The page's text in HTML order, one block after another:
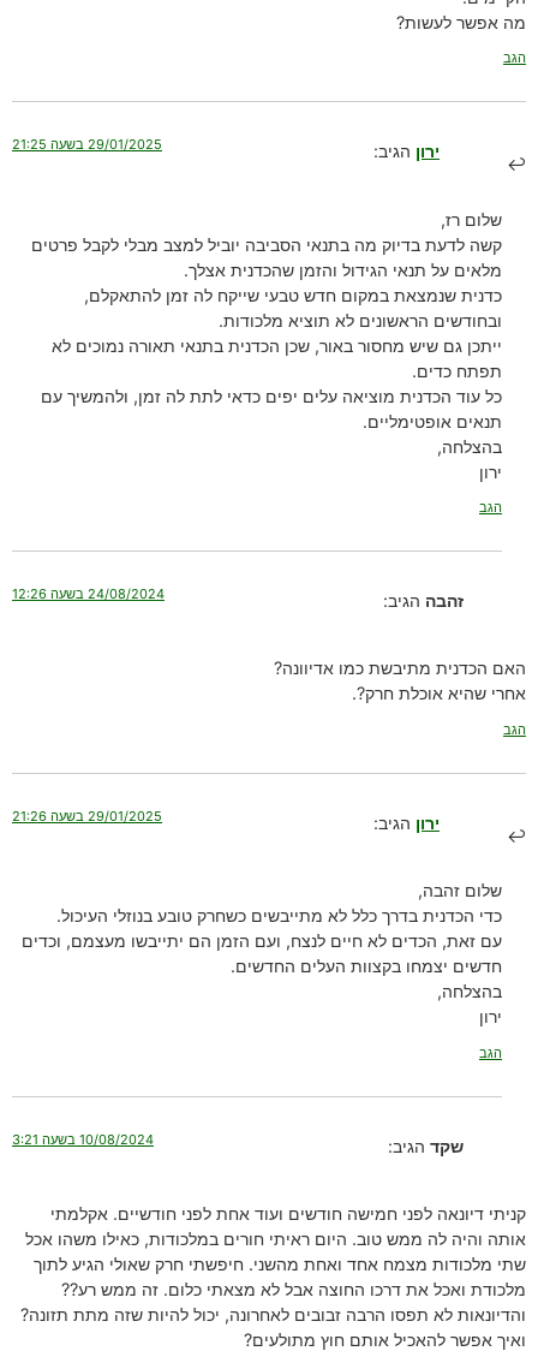
מה אפשר לעשות?
הגב
ירון הגיב: 29/01/2025 בשעה 21:25
שלום רז,
קשה לדעת בדיוק מה בתנאי הסביבה יוביל למצב מבלי לקבל פרטים
מלאים על תנאי הגידול והזמן שהכדנית אצלך.
כדנית שנמצאת במקום חדש טבעי שייקח לה זמן להתאקלם,
ובחודשים הראשונים לא תוציא מלכודות.
ייתכן גם שיש מחסור באור, שכן הכדנית בתנאי תאורה נמוכים לא
תפתח כדים.
כל עוד הכדנית מוציאה עלים יפים כדאי לתת לה זמן, ולהמשיך עם
תנאים אופטימליים.
בהצלחה,
ירון
הגב
זהבה הגיב: 24/08/2024 בשעה 12:26
האם הכדנית מתיבשת כמו אדיוונה?
אחרי שהיא אוכלת חרק?.
הגב
ירון הגיב: 29/01/2025 בשעה 21:26
שלום זהבה,
כדי הכדנית בדרך כלל לא מתייבשים כשחרק טובע בנוזלי העיכול.
עם זאת, הכדים לא חיים לנצח, ועם הזמן הם יתייבשו מעצמם, וכדים
חדשים יצמחו בקצוות העלים החדשים.
בהצלחה,
ירון
הגב
שקד הגיב: 10/08/2024 בשעה 3:21
קניתי דיונאה לפני חמישה חודשים ועוד אחת לפני חודשיים. אקלמתי
אותה והיה לה ממש טוב. היום ראיתי חורים במלכודות, כאילו משהו אכל
שתי מלכודות מצמח אחד ואחת מהשני. חיפשתי חרק שאולי הגיע לתוך
מלכודת ואכל את דרכו החוצה אבל לא מצאתי כלום. זה ממש רע??
והדיונאות לא תפסו הרבה זבובים לאחרונה, יכול להיות שזה מתת תזונה?
ואיך אפשר להאכיל אותם חוץ מתולעים?